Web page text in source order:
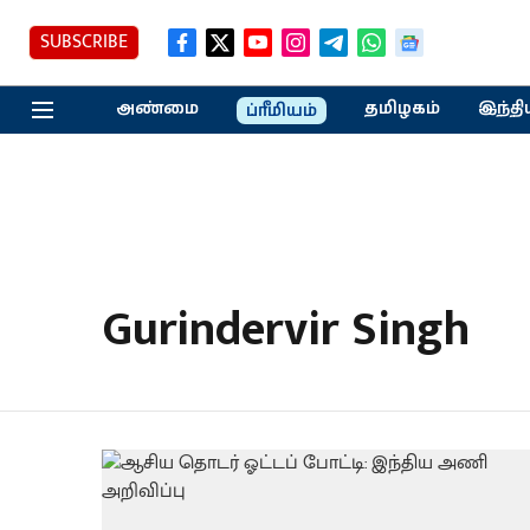
SUBSCRIBE
அண்மை ப்ரீமியம் தமிழகம்
Gurindervir Singh